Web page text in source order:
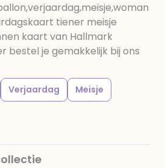
tiener meisje
kaart van Hallmark
bestel je gemakkelijk bij ons
Verjaardag
Meisje